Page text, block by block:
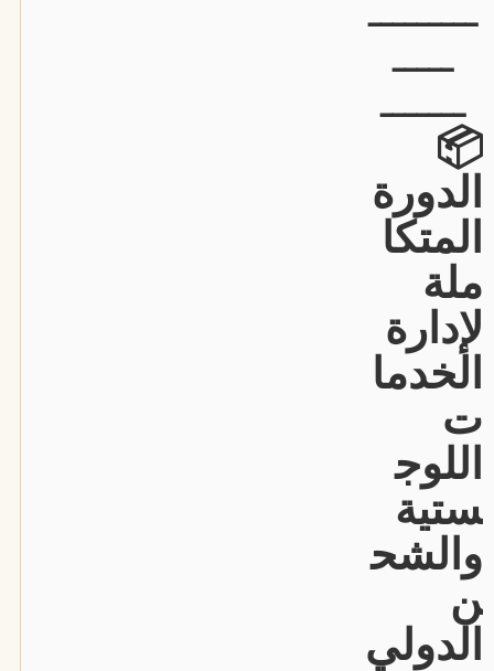
ـــــــــ
ـــــ
ـــــــ
📦
الدورة
المتكا
ملة
لإدارة
الخدما
ت
اللوج
ستية
والشح
ن
الدولي